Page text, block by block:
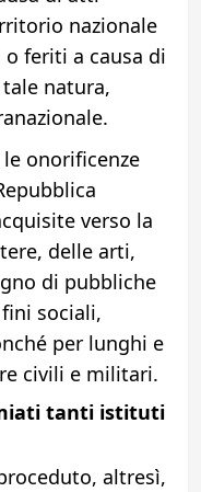
nazionale
feriti a causa di
natura,
onorificenze
verso la
delle arti,
di pubbliche
sociali,
per lunghi e
civili e militari.
tanti istituti
altresì,